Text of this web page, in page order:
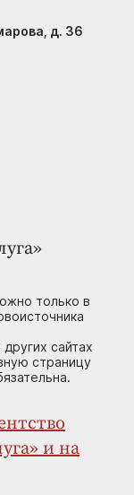
только в
сайтах
страницу
и на
д. 36